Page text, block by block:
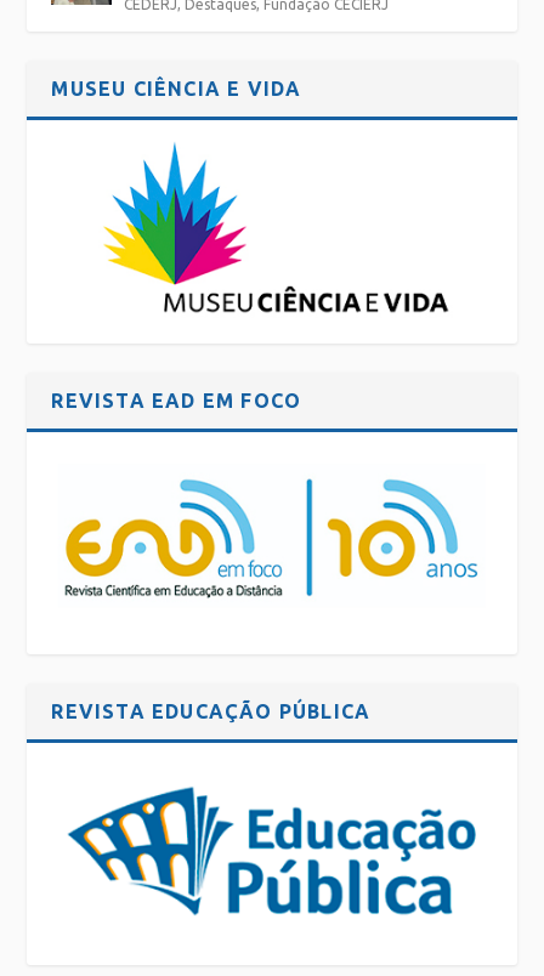
CEDERJ, Destaques, Fundação CECIERJ
MUSEU CIÊNCIA E VIDA
REVISTA EAD EM FOCO
REVISTA EDUCAÇÃO PÚBLICA